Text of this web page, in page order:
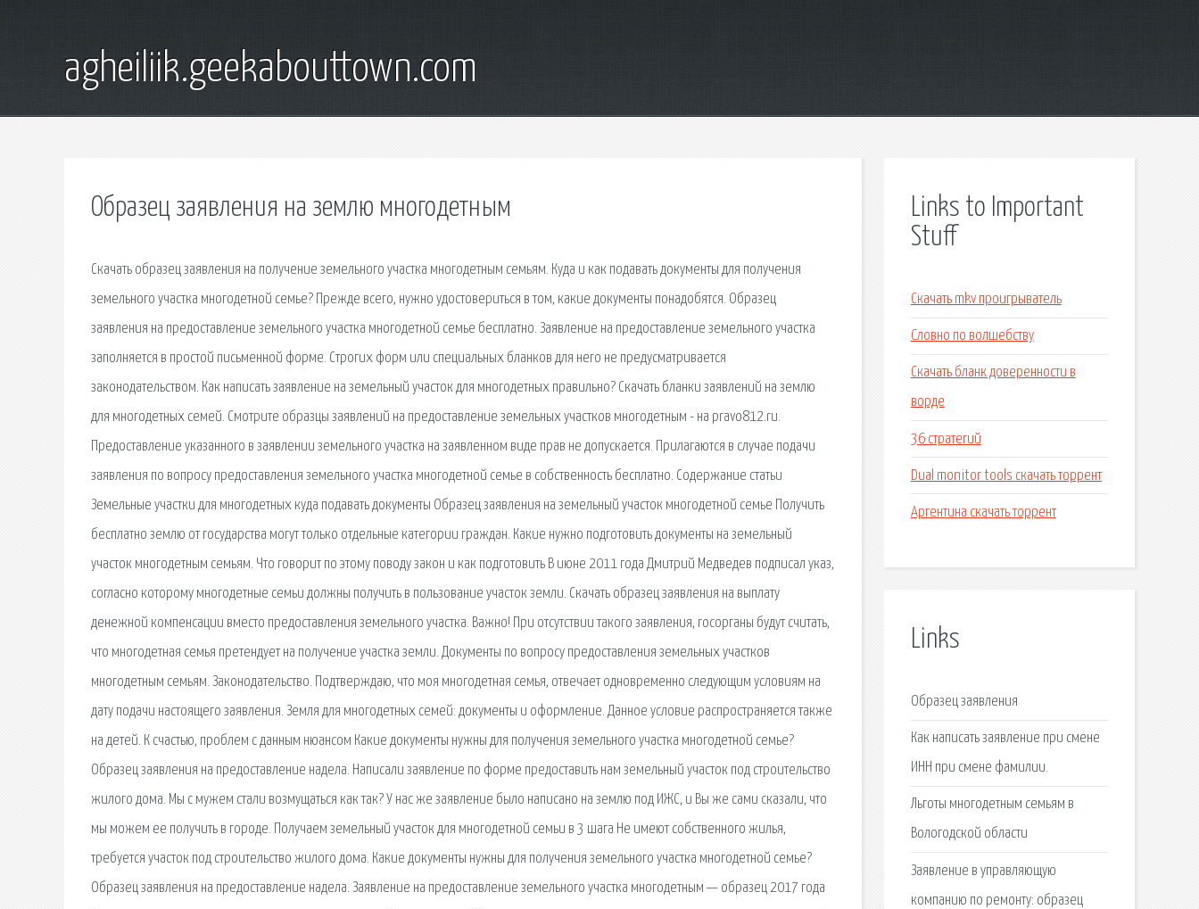
agheiliik.geekabouttown.com
Образец заявления на землю многодетным
Скачать образец заявления на получение земельного участка многодетным семьям. Куда и как подавать документы для получения
земельного участка многодетной семье? Прежде всего, нужно удостовериться в том, какие документы понадобятся. Образец
заявления на предоставление земельного участка многодетной семье бесплатно. Заявление на предоставление земельного участка
заполняется в простой письменной форме. Строгих форм или специальных бланков для него не предусматривается
законодательством. Как написать заявление на земельный участок для многодетных правильно? Скачать бланки заявлений на землю
для многодетных семей. Смотрите образцы заявлений на предоставление земельных участков многодетным - на pravo812.ru.
Предоставление указанного в заявлении земельного участка на заявленном виде прав не допускается. Прилагаются в случае подачи
заявления по вопросу предоставления земельного участка многодетной семье в собственность бесплатно. Содержание статьи
Земельные участки для многодетных куда подавать документы Образец заявления на земельный участок многодетной семье Получить
бесплатно землю от государства могут только отдельные категории граждан. Какие нужно подготовить документы на земельный
участок многодетным семьям. Что говорит по этому поводу закон и как подготовить В июне 2011 года Дмитрий Медведев подписал указ,
согласно которому многодетные семьи должны получить в пользование участок земли. Скачать образец заявления на выплату
денежной компенсации вместо предоставления земельного участка. Важно! При отсутствии такого заявления, госорганы будут считать,
что многодетная семья претендует на получение участка земли. Документы по вопросу предоставления земельных участков
многодетным семьям. Законодательство. Подтверждаю, что моя многодетная семья, отвечает одновременно следующим условиям на
дату подачи настоящего заявления. Земля для многодетных семей: документы и оформление. Данное условие распространяется также
на детей. К счастью, проблем с данным нюансом Какие документы нужны для получения земельного участка многодетной семье?
Образец заявления на предоставление надела. Написали заявление по форме предоставить нам земельный участок под строительство
жилого дома. Мы с мужем стали возмущаться как так? У нас же заявление было написано на землю под ИЖС, и Вы же сами сказали, что
мы можем ее получить в городе. Получаем земельный участок для многодетной семьи в 3 шага Не имеют собственного жилья,
требуется участок под строительство жилого дома. Какие документы нужны для получения земельного участка многодетной семье?
Образец заявления на предоставление надела. Заявление на предоставление земельного участка многодетным — образец 2017 года
Links to Important
Stuff
Скачать mkv проигрыватель
Словно по волшебству
Скачать бланк доверенности в
ворде
36 стратегий
Dual monitor tools скачать торрент
Аргентина скачать торрент
Links
Образец заявления
Как написать заявление при смене
ИНН при смене фамилии.
Льготы многодетным семьям в
Вологодской области
Заявление в управляющую
компанию по ремонту: образец